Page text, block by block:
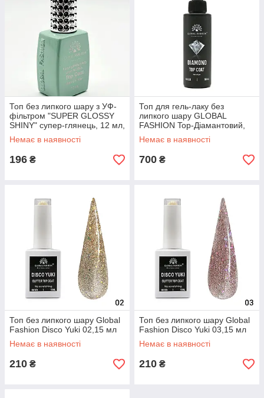
Топ без липкого шару з УФ-
фільтром "SUPER GLOSSY
SHINY" супер-глянець, 12 мл,
Global Fashion
Немає в наявності
196 ₴
Топ для гель-лаку без
липкого шару GLOBAL
FASHION Top-Діамантовий,
100 мл
Немає в наявності
700 ₴
Топ без липкого шару Global
Fashion Disco Yuki 02,15 мл
Немає в наявності
210 ₴
Топ без липкого шару Global
Fashion Disco Yuki 03,15 мл
Немає в наявності
210 ₴